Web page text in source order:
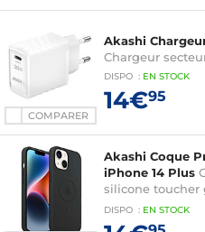
COMPARER
Akashi
Chargeur
DISPO : EN STOCK
14€95
Akashi Coque
iPhone 14 Plus
silicone toucher
Plus
DISPO : EN STOCK